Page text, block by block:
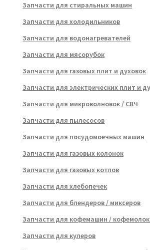
Запчасти для стиральных машин
Запчасти для холодильников
Запчасти для водонагревателей
Запчасти для мясорубок
Запчасти для газовых плит и духовок
Запчасти для электрических плит и
Запчасти для микроволновок / СВЧ
Запчасти для пылесосов
Запчасти для посудомоечных машин
Запчасти для газовых колонок
Запчасти для газовых котлов
Запчасти для хлебопечек
Запчасти для блендеров / миксеров
Запчасти для кофемашин /
Запчасти для кулеров